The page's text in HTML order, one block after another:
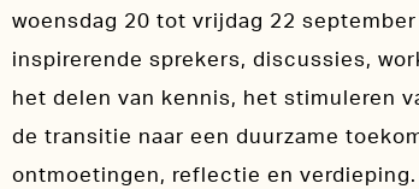
woensdag 20 tot vrijdag 22
inspirerende sprekers, discussies,
het delen van kennis, het stimuleren
de transitie naar een duurzame
ontmoetingen, reflectie en verdieping.